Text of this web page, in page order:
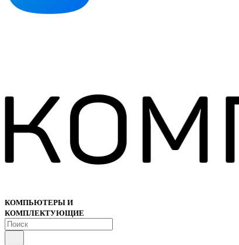
КОМПЬЮТЕРЫ И
КОМПЛЕКТУЮЩИЕ